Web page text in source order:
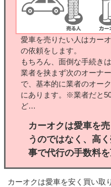
愛車を売りたい人はカー
の依頼をします。
もちろん、面倒な手続き
業者を挟まず次のオーナ
で、基本的に業者のオー
にあります。※業者だと
ど…
カーオクは愛車を
うのではなく、高
事で代行の手数料を
カーオクは愛車を安く買い取